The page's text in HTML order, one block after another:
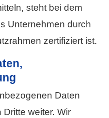
steht bei dem
Unternehmen durch
zertifiziert ist.
Daten
weiter. Wir